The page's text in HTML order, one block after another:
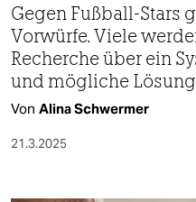
Gegen Fußball-Stars
Vorwürfe. Viele
Recherche über ein
und mögliche
Von Alina Schwermer
21.3.2025